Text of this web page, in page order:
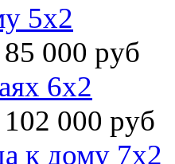
5х2
85 000 руб
6х2
102 000 руб
к дому 7х2